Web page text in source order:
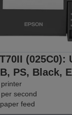
(025C0):
PS, Black,
second
feed